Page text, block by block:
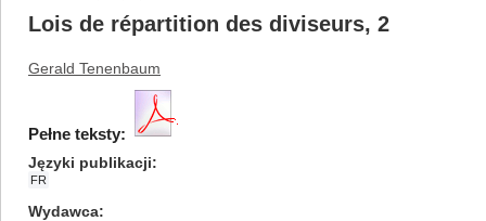
Lois de répartition des diviseurs, 2
Gerald Tenenbaum
Pełne teksty:
Języki publikacji
FR
Wydawca